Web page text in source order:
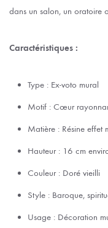
dans un salon, un oratoire
Caractéristiques :
Type : Ex-voto mural
Motif : Cœur
Matière : Résine effet
Hauteur : 16 cm
Couleur : Doré vieilli
Style : Baroque,
Usage : Décoration